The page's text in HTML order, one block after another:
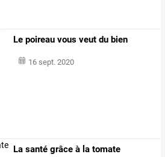
Le poireau vous veut du bien
16 sept. 2020
La santé grâce à la tomate